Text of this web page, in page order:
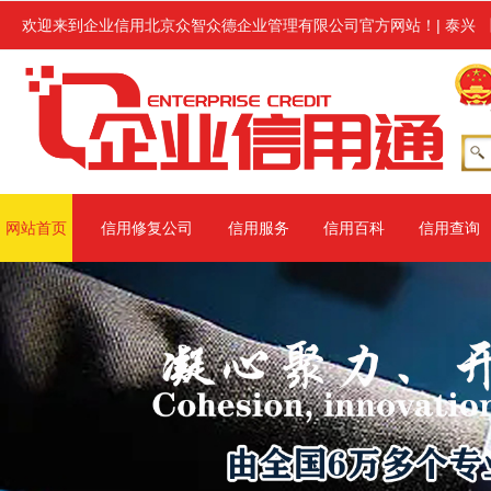
欢迎来到企业信用北京众智众德企业管理有限公司官方网站！ | 泰兴
业信用修复服务,修复范围涉及信用中国、信用地方(主要指省级网
网站首页 信用修复公司 信用服务 信用百科 信用查询